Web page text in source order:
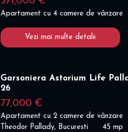
Apartament cu 4 camere de vânzare
Vezi mai multe detalii
Garsoniera Astorium Life
26
77,000 €
Apartament cu 2 camere de vânzare
Theodor Pallady, Bucuresti
45 mp